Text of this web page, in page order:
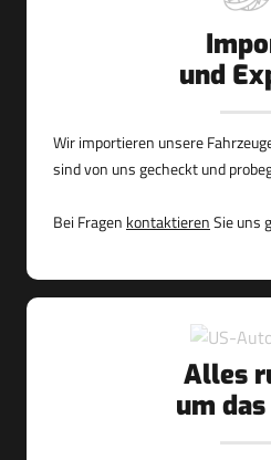
und
Wir importieren unsere
sind von uns gecheckt und
Bei Fragen kontaktierenSie uns
Alles
um das